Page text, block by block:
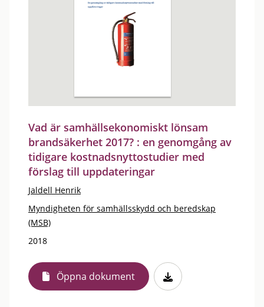
Vad är samhällsekonomiskt lönsam
brandsäkerhet 2017? : en genomgång av
tidigare kostnadsnyttostudier med
förslag till uppdateringar
Jaldell Henrik
Myndigheten för samhällsskydd och beredskap
(MSB)
2018
Öppna dokument